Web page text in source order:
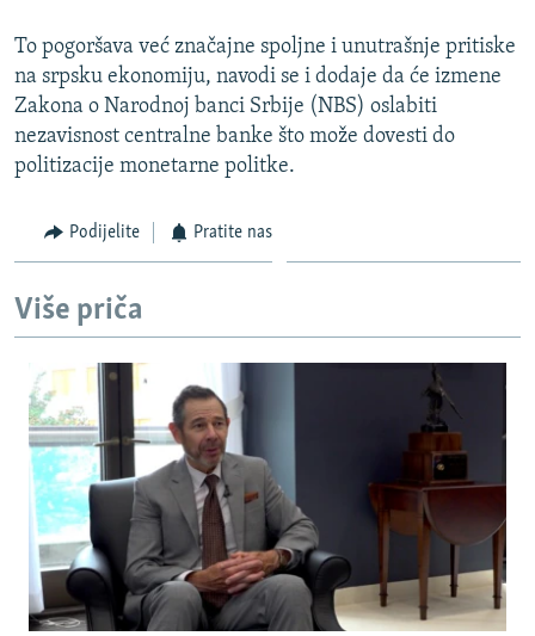
TV LIBERTY
POST SCRIPTUM
MOJA EVROPA
TRI DECENIJE OD RATA U BIH
SVE KARTE DEJTONA
NASTANAK I RASPAD JUGOSLAVIJE
Sve RFE/RL stranice
To pogoršava već značajne spoljne i unutrašnje pritiske
na srpsku ekonomiju, navodi se i dodaje da će izmene
Zakona o Narodnoj banci Srbije (NBS) oslabiti
nezavisnost centralne banke što može dovesti do
politizacije monetarne politke.
Podijelite Pratite nas
Više priča